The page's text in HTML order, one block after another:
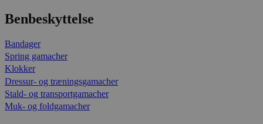
Benbeskyttelse
Bandager
Spring gamacher
Klokker
Dressur- og træningsgamacher
Stald- og transportgamacher
Muk- og foldgamacher